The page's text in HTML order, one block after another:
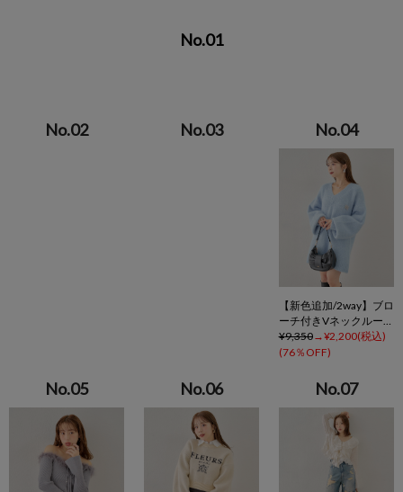
【新色追加/2way】ブロ
ーチ付きVネックルーズ
ニット
9,350
2,200
76％OFF